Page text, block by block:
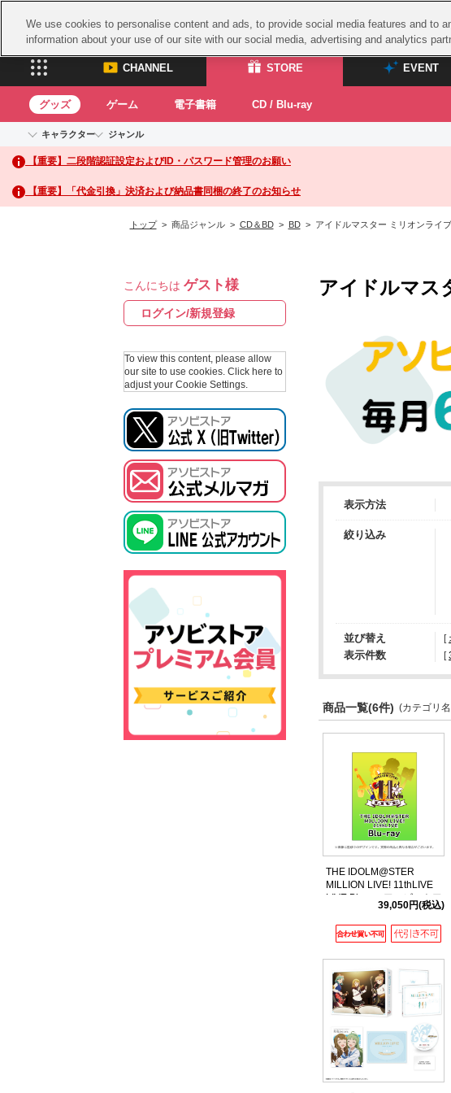
CHANNEL STORE EVENT
CHANNEL
ASOBI CHANNEL TOP
STORE
ASOBI STORE TOP
グッズ
CD / Blu-ray
グッズ ゲーム 電子書籍 CD / Blu-ray
キャラクター
アイドルマスターシリーズ
アイドルマスター
アイドルマスター シンデレラガールズ
アイドルマスター ミリオンライブ！
プロジェクトアイマス ヴイアライヴ
テイルズ オブ シリーズ
スサノオマジック
ドラゴンボール
ジャンル
イベントグッズ
トイ・ホビー
【重要】二段階認証設定およびID・パスワード管理のお願い
【重要】「代金引換」決済および納品書同梱の終了のお知らせ
トップ> 商品ジャンル > CD＆BD> BD> アイドルマスター ミリオンライ
こんにちは ゲスト様
ログイン/新規登録
To view this content, please allow
our site to use cookies. Click here to
adjust your Cookie Settings.
アイドルマス
表示方法
絞り込み
並び替え [
表示件数 [
商品一覧(6件) (カテゴリ
THE IDOLM@STER
MILLION LIVE! 11thLIVE
LIVE Blu-ray アソビストア
39,050円(税込)
We use cookies to personalise content and ads, to provide social media features and to
information about your use of our site with our social media, advertising and analytics